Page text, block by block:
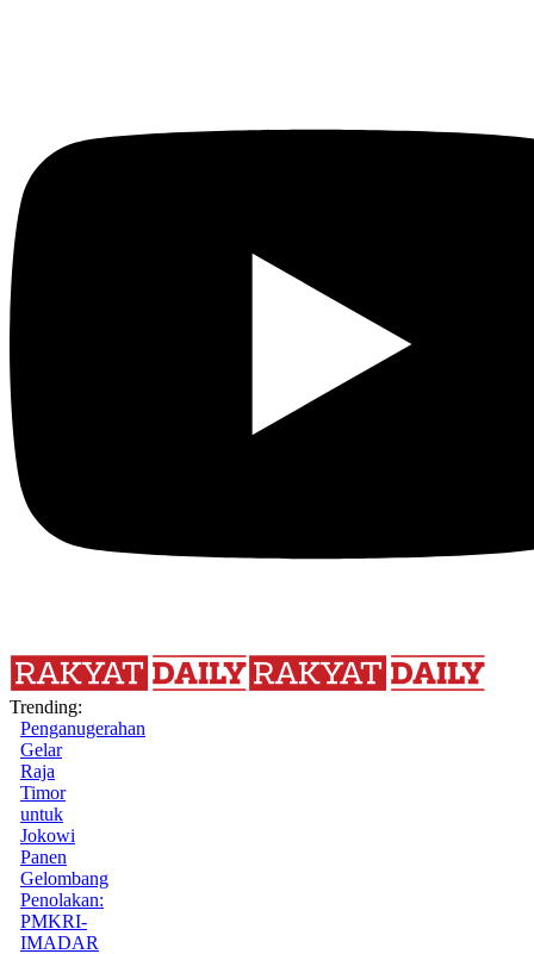
Trending:
Penganugerahan
Gelar
Raja
Timor
untuk
Jokowi
Panen
Gelombang
Penolakan:
PMKRI-
IMADAR